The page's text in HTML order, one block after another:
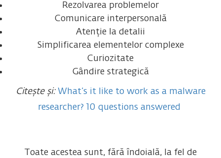
Rezolvarea problemelor
Comunicare interpersonală
Atenție la detalii
Simplificarea elementelor complexe
Curiozitate
Gândire strategică
Citește și: What’s it like to work as a malware
researcher? 10 questions answered
Toate acestea sunt, fără îndoială, la fel de